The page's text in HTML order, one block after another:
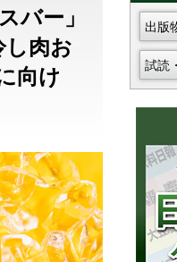
バー」
し肉お
向け
出版
試読